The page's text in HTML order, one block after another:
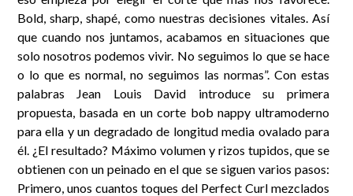
Bold, sharp, shapé, como nuestras decisiones vitales. Así
que cuando nos juntamos, acabamos en situaciones que
solo nosotros podemos vivir. No seguimos lo que se hace
o lo que es normal, no seguimos las normas”. Con estas
palabras Jean Louis David introduce su primera
propuesta, basada en un corte bob nappy ultramoderno
para ella y un degradado de longitud media ovalado para
él. ¿El resultado? Máximo volumen y rizos tupidos, que se
obtienen con un peinado en el que se siguen varios pasos:
Primero, unos cuantos toques del Perfect Curl mezclados